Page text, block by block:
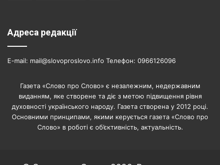
Адреса редакції
E-mail: mail@slovoproslovo.info Телефон: 0966126096
Газета «Слово про Слово» є незалежним, недержавним
виданням, яке створене та діє з метою підвищення рівня
духовності українського народу. Газета створена у 2012 році.
Основними принципами, якими керується газета «Слово про
Слово» в роботі є об’єктивність, актуальність.